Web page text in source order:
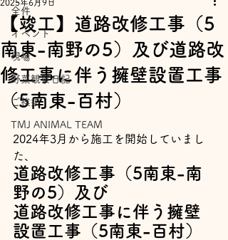
全件
イベント
現場
野菜観察日記
ご挨拶
TMJ ANIMAL TEAM
【竣工】道路改修工事（5
南東-南野の5）及び道路改
修工事に伴う擁壁設置工事
（5南東-百村）
2025年6月9日
2024年3月から施工を開始していまし
た、
道路改修工事（5南東-南
野の5）及び
道路改修工事に伴う擁壁
設置工事（5南東-百村）